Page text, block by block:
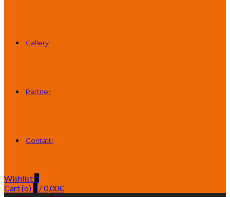
Gallery
Partner
Contatti
Wishlist0
Cart (o)0 /0,00€